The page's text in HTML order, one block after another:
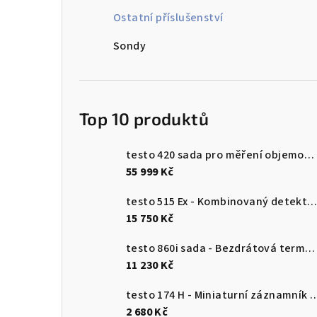
Ostatní příslušenství
Sondy
Top 10 produktů
testo 420 sada pro měření objemového průtoku
55 999 Kč
testo 515 Ex - Kombinovaný detektor úniku
15 750 Kč
testo 860i sada - Bezdrátová termokamera pro chytré telefony
11 230 Kč
testo 174 H - Miniaturní záznamník pro
2 680 Kč